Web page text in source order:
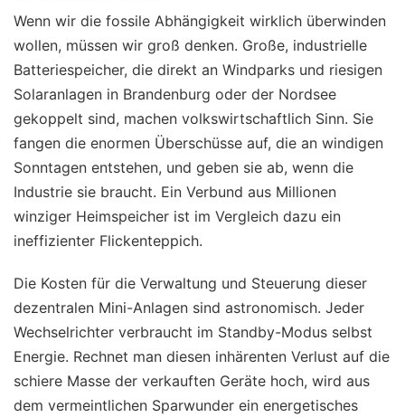
Wenn wir die fossile Abhängigkeit wirklich überwinden
wollen, müssen wir groß denken. Große, industrielle
Batteriespeicher, die direkt an Windparks und riesigen
Solaranlagen in Brandenburg oder der Nordsee
gekoppelt sind, machen volkswirtschaftlich Sinn. Sie
fangen die enormen Überschüsse auf, die an windigen
Sonntagen entstehen, und geben sie ab, wenn die
Industrie sie braucht. Ein Verbund aus Millionen
winziger Heimspeicher ist im Vergleich dazu ein
ineffizienter Flickenteppich.
Die Kosten für die Verwaltung und Steuerung dieser
dezentralen Mini-Anlagen sind astronomisch. Jeder
Wechselrichter verbraucht im Standby-Modus selbst
Energie. Rechnet man diesen inhärenten Verlust auf die
schiere Masse der verkauften Geräte hoch, wird aus
dem vermeintlichen Sparwunder ein energetisches